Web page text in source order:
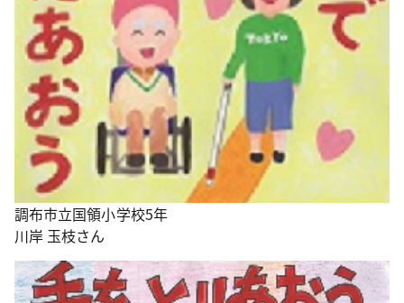
調布市立国領小学校5年
川岸 玉枝さん